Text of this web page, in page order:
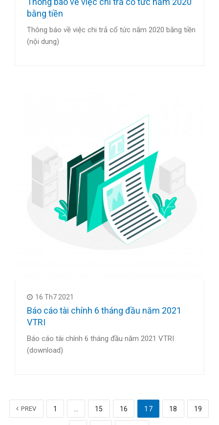
bằng tiền
Thông báo về việc chi trả cổ tức năm 2020 bằng tiền
(nội dung)
16 Th7 2021
Báo cáo tài chính 6 tháng đầu năm 2021
VTRI
Báo cáo tài chính 6 tháng đầu năm 2021 VTRI
(download)
PREV 1 15 16 17 18 19